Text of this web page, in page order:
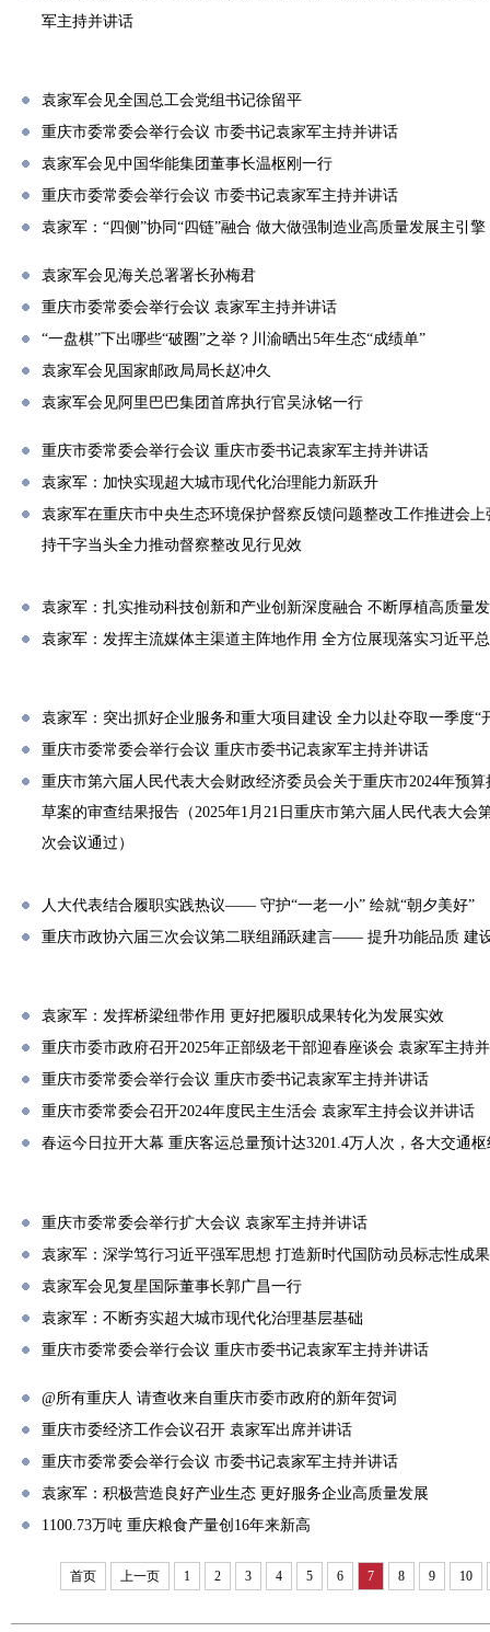
军主持并讲话
袁家军会见全国总工会党组书记徐留平
重庆市委常委会举行会议 市委书记袁家军主持并讲话
袁家军会见中国华能集团董事长温枢刚一行
重庆市委常委会举行会议 市委书记袁家军主持并讲话
袁家军：“四侧”协同“四链”融合 做大做强制造业高质量发展主引擎
袁家军会见海关总署署长孙梅君
重庆市委常委会举行会议 袁家军主持并讲话
“一盘棋”下出哪些“破圈”之举？川渝晒出5年生态“成绩单”
袁家军会见国家邮政局局长赵冲久
袁家军会见阿里巴巴集团首席执行官吴泳铭一行
重庆市委常委会举行会议 重庆市委书记袁家军主持并讲话
袁家军：加快实现超大城市现代化治理能力新跃升
袁家军在重庆市中央生态环境保护督察反馈问题整改工作推进会
持干字当头全力推动督察整改见行见效
袁家军：扎实推动科技创新和产业创新深度融合 不断厚植高质量
袁家军：发挥主流媒体主渠道主阵地作用 全方位展现落实习近平
袁家军：突出抓好企业服务和重大项目建设 全力以赴夺取一季度“
重庆市委常委会举行会议 重庆市委书记袁家军主持并讲话
重庆市第六届人民代表大会财政经济委员会关于重庆市2024年预
草案的审查结果报告（2025年1月21日重庆市第六届人民代表大会
次会议通过）
人大代表结合履职实践热议—— 守护“一老一小” 绘就“朝夕美好”
重庆市政协六届三次会议第二联组踊跃建言—— 提升功能品质 建
袁家军：发挥桥梁纽带作用 更好把履职成果转化为发展实效
重庆市委市政府召开2025年正部级老干部迎春座谈会 袁家军主持
重庆市委常委会举行会议 重庆市委书记袁家军主持并讲话
重庆市委常委会召开2024年度民主生活会 袁家军主持会议并讲话
春运今日拉开大幕 重庆客运总量预计达3201.4万人次，各大交通
重庆市委常委会举行扩大会议 袁家军主持并讲话
袁家军：深学笃行习近平强军思想 打造新时代国防动员标志性成果
袁家军会见复星国际董事长郭广昌一行
袁家军：不断夯实超大城市现代化治理基层基础
重庆市委常委会举行会议 重庆市委书记袁家军主持并讲话
@所有重庆人 请查收来自重庆市委市政府的新年贺词
重庆市委经济工作会议召开 袁家军出席并讲话
重庆市委常委会举行会议 市委书记袁家军主持并讲话
袁家军：积极营造良好产业生态 更好服务企业高质量发展
1100.73万吨 重庆粮食产量创16年来新高
首页 上一页 1 2 3 4 5 6 7 8 9 10